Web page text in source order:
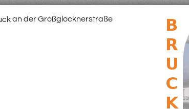
an der Großglocknerstraße